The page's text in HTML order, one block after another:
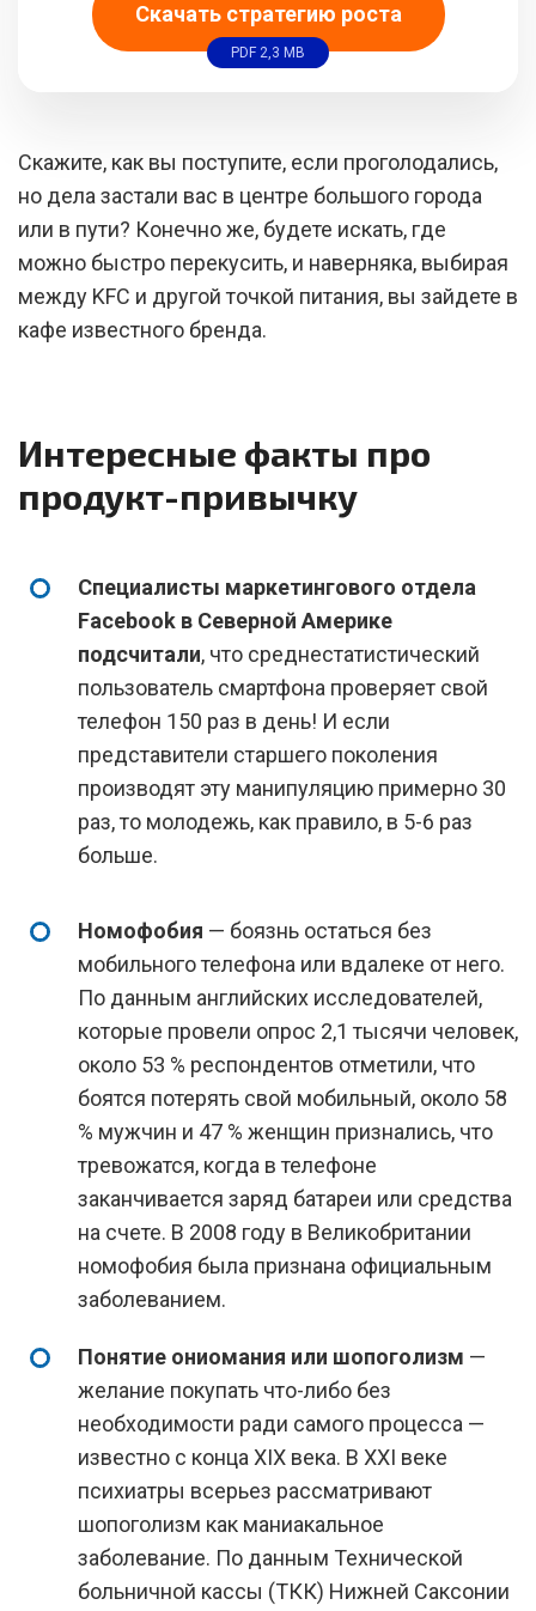
Скачать стратегию роста
PDF 2,3 MB
Скажите, как вы поступите, если проголодались,
но дела застали вас в центре большого города
или в пути? Конечно же, будете искать, где
можно быстро перекусить, и наверняка, выбирая
между KFC и другой точкой питания, вы зайдете в
кафе известного бренда.
Интересные факты про
продукт-привычку
Специалисты маркетингового отдела
Facebook в Северной Америке
подсчитали, что среднестатистический
пользователь смартфона проверяет свой
телефон 150 раз в день! И если
представители старшего поколения
производят эту манипуляцию примерно 30
раз, то молодежь, как правило, в 5-6 раз
больше.
Номофобия — боязнь остаться без
мобильного телефона или вдалеке от него.
По данным английских исследователей,
которые провели опрос 2,1 тысячи человек,
около 53 % респондентов отметили, что
боятся потерять свой мобильный, около 58
% мужчин и 47 % женщин признались, что
тревожатся, когда в телефоне
заканчивается заряд батареи или средства
на счете. В 2008 году в Великобритании
номофобия была признана официальным
заболеванием.
Понятие ониомания или шопоголизм —
желание покупать что-либо без
необходимости ради самого процесса —
известно с конца XIX века. В XXI веке
психиатры всерьез рассматривают
шопоголизм как маниакальное
заболевание. По данным Технической
больничной кассы (ТКК) Нижней Саксонии